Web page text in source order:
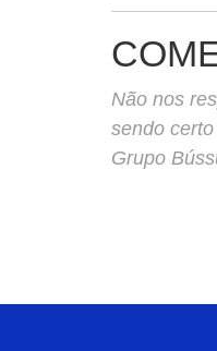
Não nos
sendo
Grupo